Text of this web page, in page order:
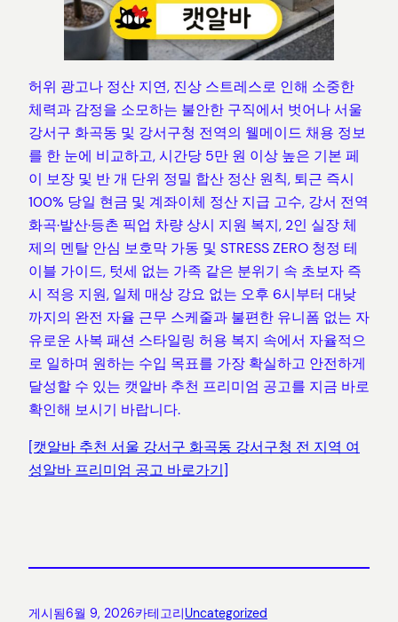
허위 광고나 정산 지연, 진상 스트레스로 인해 소중한
체력과 감정을 소모하는 불안한 구직에서 벗어나 서울
강서구 화곡동 및 강서구청 전역의 웰메이드 채용 정보
를 한 눈에 비교하고, 시간당 5만 원 이상 높은 기본 페
이 보장 및 반 개 단위 정밀 합산 정산 원칙, 퇴근 즉시
100% 당일 현금 및 계좌이체 정산 지급 고수, 강서 전역
화곡·발산·등촌 픽업 차량 상시 지원 복지, 2인 실장 체
제의 멘탈 안심 보호막 가동 및 STRESS ZERO 청정 테
이블 가이드, 텃세 없는 가족 같은 분위기 속 초보자 즉
시 적응 지원, 일체 매상 강요 없는 오후 6시부터 대낮
까지의 완전 자율 근무 스케줄과 불편한 유니폼 없는 자
유로운 사복 패션 스타일링 허용 복지 속에서 자율적으
로 일하며 원하는 수입 목표를 가장 확실하고 안전하게
달성할 수 있는 캣알바 추천 프리미엄 공고를 지금 바로
확인해 보시기 바랍니다.
[캣알바 추천 서울 강서구 화곡동 강서구청 전 지역 여
성알바 프리미엄 공고 바로가기]
게시됨6월 9, 2026카테고리Uncategorized